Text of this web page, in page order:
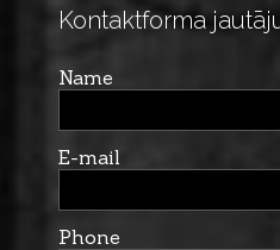
Kontaktforma
Name
E-mail
Phone